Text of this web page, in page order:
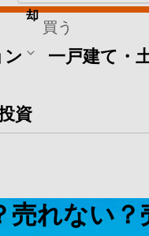
買う
ン 一戸建て・
その他
資
却
れない